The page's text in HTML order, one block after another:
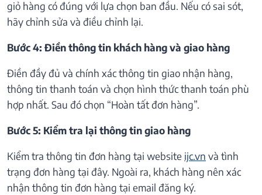
giỏ hàng có đúng với lựa chọn ban đầu. Nếu có sai sót,
hãy chỉnh sửa và điều chỉnh lại.
Bước 4: Điền thông tin khách hàng và giao hàng
Điền đầy đủ và chính xác thông tin giao nhận hàng,
thông tin thanh toán và chọn hình thức thanh toán phù
hợp nhất. Sau đó chọn “Hoàn tất đơn hàng”.
Bước 5: Kiểm tra lại thông tin giao hàng
Kiểm tra thông tin đơn hàng tại website ijc.vn và tình
trạng đơn hàng tại đây. Ngoài ra, khách hàng nên xác
nhận thông tin đơn hàng tại email đăng ký.